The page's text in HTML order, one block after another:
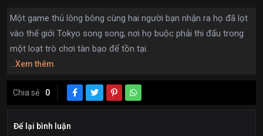
Một game thủ lông bông cùng hai người bạn nhận ra họ đã lọt
vào thế giới Tokyo song song, nơi họ buộc phải thi đấu trong
một loạt trò chơi tàn bạo để tồn tại.
...Xem thêm
Chia sẻ 0
Để lại bình luận